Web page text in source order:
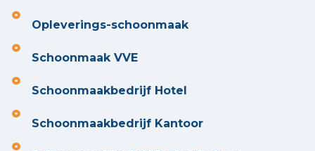
Opleverings-schoonmaak
Schoonmaak VVE
Schoonmaakbedrijf Hotel
Schoonmaakbedrijf Kantoor